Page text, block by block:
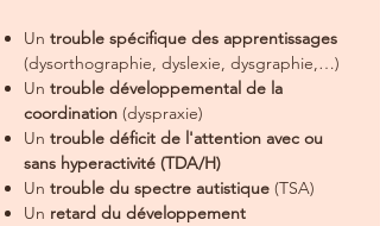
Un trouble spécifique des apprentissages
(dysorthographie, dyslexie, dysgraphie,…)
Un trouble développemental de la
coordination (dyspraxie)
Un trouble déficit de l'attention avec ou
sans hyperactivité (TDA/H)
Un trouble du spectre autistique (TSA)
Un retard du développement